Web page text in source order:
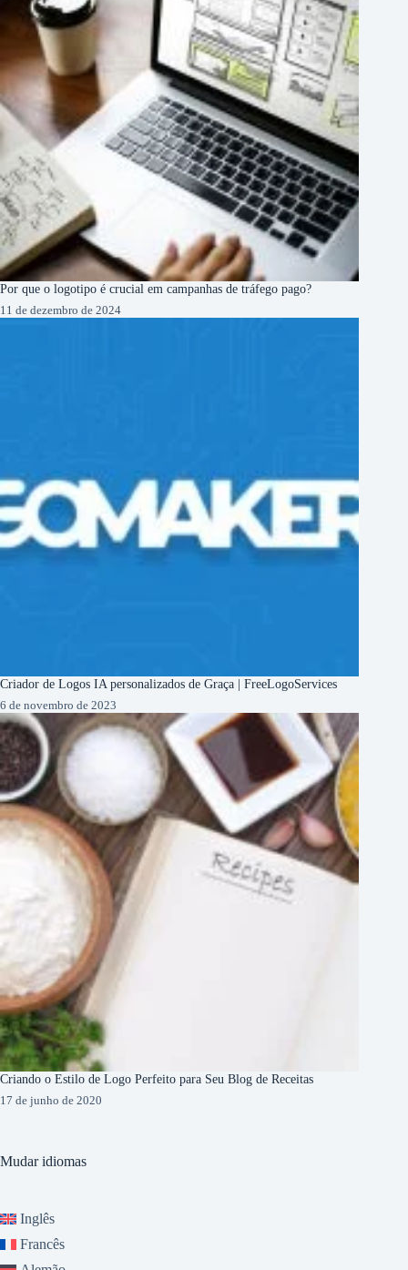
Por que o logotipo é crucial em campanhas de tráfego pago?
11 de dezembro de 2024
Criador de Logos IA personalizados de Graça | FreeLogoServices
6 de novembro de 2023
Criando o Estilo de Logo Perfeito para Seu Blog de Receitas
17 de junho de 2020
Mudar idiomas
Inglês
Francês